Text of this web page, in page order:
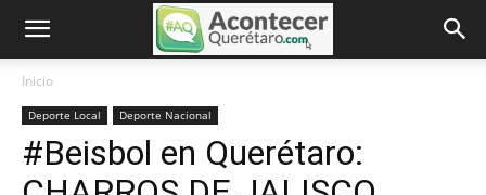
Inicio
Deporte Local Deporte Nacional
#Beisbol en Querétaro: